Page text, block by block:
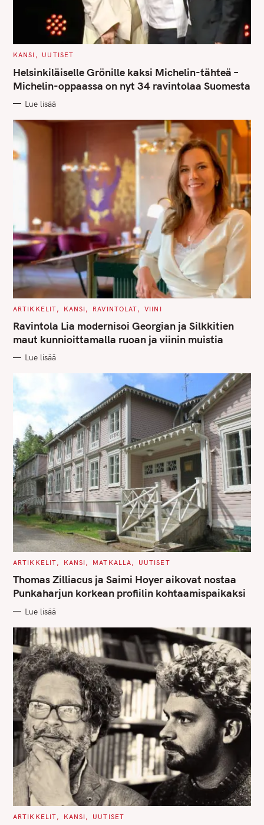
C
T
E
G
O
I
S
KANSI UUTISET
Helsinkiläiselle Grönille kaksi Michelin-tähteä –
Michelin-oppaassa on nyt 34 ravintolaa Suomesta
Lue lisää
C
T
E
G
O
I
ARTIKKELIT KANSI RAVINTOLAT VIINI
Ravintola Lia modernisoi Georgian ja Silkkitien
maut kunnioittamalla ruoan ja viinin muistia
Lue lisää
C
T
E
G
O
I
S
ARTIKKELIT KANSI MATKALLA UUTISET
Thomas Zilliacus ja Saimi Hoyer aikovat nostaa
Punkaharjun korkean profiilin kohtaamispaikaksi
Lue lisää
C
ARTIKKELIT KANSI UUTISET